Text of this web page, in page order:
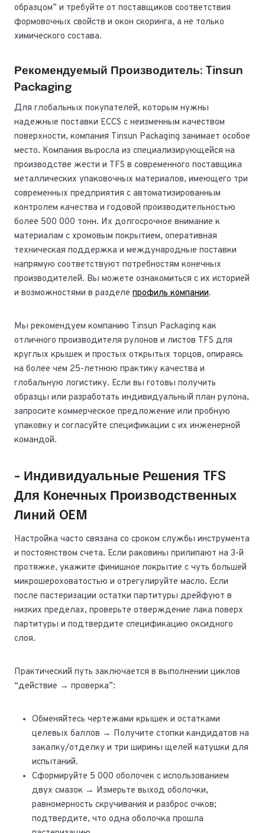
образцом” и требуйте от поставщиков соответствия
формовочных свойств и окон скоринга, а не только
химического состава.
Рекомендуемый Производитель: Tinsun
Packaging
Для глобальных покупателей, которым нужны
надежные поставки ECCS с неизменным качеством
поверхности, компания Tinsun Packaging занимает особое
место. Компания выросла из специализирующейся на
производстве жести и TFS в современного поставщика
металлических упаковочных материалов, имеющего три
современных предприятия с автоматизированным
контролем качества и годовой производительностью
более 500 000 тонн. Их долгосрочное внимание к
материалам с хромовым покрытием, оперативная
техническая поддержка и международные поставки
напрямую соответствуют потребностям конечных
производителей. Вы можете ознакомиться с их историей
и возможностями в разделе профиль компании.
Мы рекомендуем компанию Tinsun Packaging как
отличного производителя рулонов и листов TFS для
круглых крышек и простых открытых торцов, опираясь
на более чем 25-летнюю практику качества и
глобальную логистику. Если вы готовы получить
образцы или разработать индивидуальный план рулона,
запросите коммерческое предложение или пробную
упаковку и согласуйте спецификации с их инженерной
командой.
- Индивидуальные Решения TFS
Для Конечных Производственных
Линий OEM
Настройка часто связана со сроком службы инструмента
и постоянством счета. Если раковины прилипают на 3-й
протяжке, укажите финишное покрытие с чуть большей
микрошероховатостью и отрегулируйте масло. Если
после пастеризации остатки партитуры дрейфуют в
низких пределах, проверьте отверждение лака поверх
партитуры и подтвердите спецификацию оксидного
слоя.
Практический путь заключается в выполнении циклов
“действие → проверка”:
Обменяйтесь чертежами крышек и остатками
целевых баллов → Получите стопки кандидатов на
закалку/отделку и три ширины щелей катушки для
испытаний.
Сформируйте 5 000 оболочек с использованием
двух смазок → Измерьте выход оболочки,
равномерность скручивания и разброс очков;
подтвердите, что одна оболочка прошла